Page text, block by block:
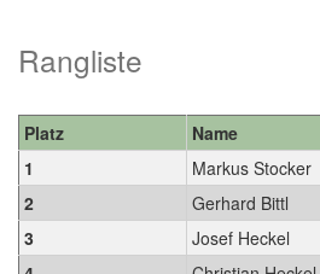
Rangliste
Platz Name
1
Markus Stocker
2
Gerhard Bittl
3
Josef Heckel